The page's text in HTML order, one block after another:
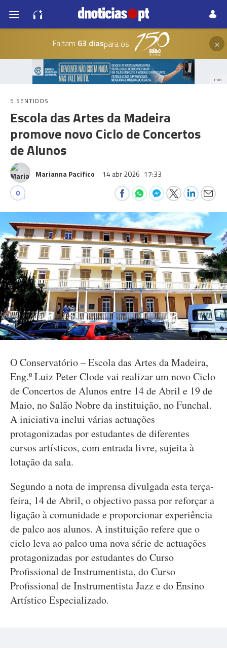
Faltam 63 diaspara os ×
PUB
5 SENTIDOS
Escola das Artes da Madeira
promove novo Ciclo de Concertos
de Alunos
Marianna Pacifico 14 abr 2026 17:33
0
O Conservatório – Escola das Artes da Madeira,
Eng.º Luiz Peter Clode vai realizar um novo Ciclo
de Concertos de Alunos entre 14 de Abril e 19 de
Maio, no Salão Nobre da instituição, no Funchal.
A iniciativa inclui várias actuações
protagonizadas por estudantes de diferentes
cursos artísticos, com entrada livre, sujeita à
lotação da sala.
Segundo a nota de imprensa divulgada esta terça-
feira, 14 de Abril, o objectivo passa por reforçar a
ligação à comunidade e proporcionar experiência
de palco aos alunos. A instituição refere que o
ciclo leva ao palco uma nova série de actuações
protagonizadas por estudantes do Curso
Profissional de Instrumentista, do Curso
Profissional de Instrumentista Jazz e do Ensino
Artístico Especializado.